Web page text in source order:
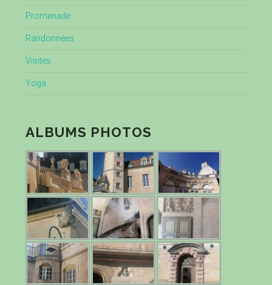
Promenade
Randonnées
Visites
Yoga
ALBUMS PHOTOS